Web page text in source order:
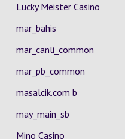
Lucky Meister Casino
mar_bahis
mar_canli_common
mar_pb_common
masalcik.com b
may_main_sb
Mino Casino